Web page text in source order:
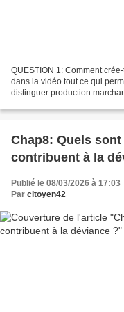
QUESTION 1: Comment
dans la vidéo tout ce qui
distinguer production
Chap8: Quels
contribuent à la
Publié le 08/03/2026 à 17:03
Par citoyen42